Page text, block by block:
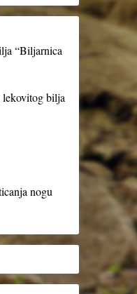
“Biljarnica
lekovitog bilja
nogu